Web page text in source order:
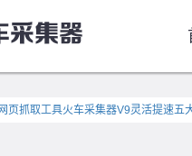
网页抓取工具火车采集器V9灵活提速五